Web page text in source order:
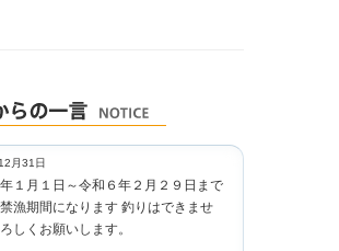
月31日
１月１日～令和６年２月２９日まで
漁期間になります 釣りはできませ
しくお願いします。